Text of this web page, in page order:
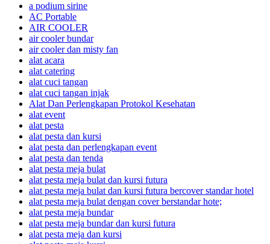
a podium sirine
AC Portable
AIR COOLER
air cooler bundar
air cooler dan misty fan
alat acara
alat catering
alat cuci tangan
alat cuci tangan injak
Alat Dan Perlengkapan Protokol Kesehatan
alat event
alat pesta
alat pesta dan kursi
alat pesta dan perlengkapan event
alat pesta dan tenda
alat pesta meja bulat
alat pesta meja bulat dan kursi futura
alat pesta meja bulat dan kursi futura bercover standar hotel
alat pesta meja bulat dengan cover berstandar hote;
alat pesta meja bundar
alat pesta meja bundar dan kursi futura
alat pesta meja dan kursi